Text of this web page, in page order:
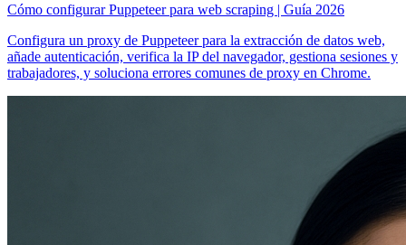
Cómo configurar Puppeteer para web scraping | Guía 2026
Configura un proxy de Puppeteer para la extracción de datos web,
añade autenticación, verifica la IP del navegador, gestiona sesiones y
trabajadores, y soluciona errores comunes de proxy en Chrome.